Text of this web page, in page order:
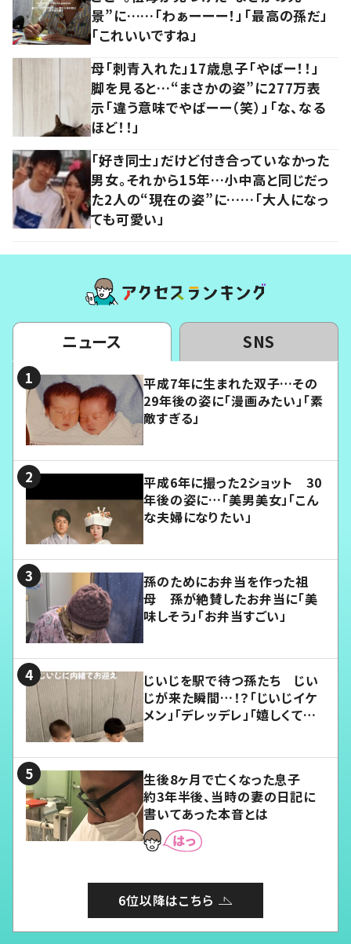
景”に……「わぁーーー！」「最高の孫だ」
「これいいですね」
母「刺青入れた」17歳息子「やばー！！」
脚を見ると…“まさかの姿”に277万表
示「違う意味でやばーー（笑）」「な、なる
ほど！！」
「好き同士」だけど付き合っていなかった
男女。それから15年…小中高と同じだっ
た2人の“現在の姿”に……「大人になっ
ても可愛い」
ニュース SNS
平成7年に生まれた双子…その
29年後の姿に「漫画みたい」「素
敵すぎる」
平成6年に撮った2ショット 30
年後の姿に…「美男美女」「こん
な夫婦になりたい」
孫のためにお弁当を作った祖
母 孫が絶賛したお弁当に「美
味しそう」「お弁当すごい」
じいじを駅で待つ孫たち じい
じが来た瞬間…！？「じいじイケ
メン」「デレッデレ」「嬉しくて可
生後8ヶ月で亡くなった息子
約3年半後、当時の妻の日記に
書いてあった本音とは
6位以降はこちら